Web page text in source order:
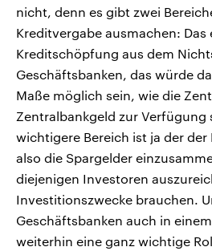
nicht, denn es gibt zwei
Kreditvergabe ausmachen: Das
Kreditschöpfung aus dem
Geschäftsbanken, das würde
Maße möglich sein, wie die
Zentralbankgeld zur Verfügung
wichtigere Bereich ist ja der
also die Spargelder
diejenigen Investoren
Investitionszwecke brauchen.
Geschäftsbanken auch in
weiterhin eine ganz wichtige